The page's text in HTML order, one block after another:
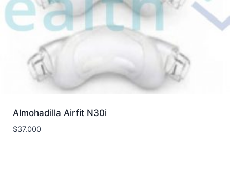
Almohadilla Airfit N30i
$37.000